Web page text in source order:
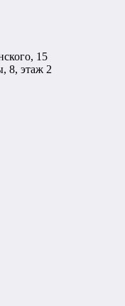
15
8, этаж 2